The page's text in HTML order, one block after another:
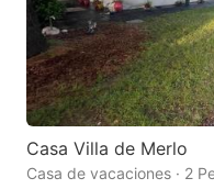
Casa Villa de Merlo
Casa de vacaciones · 2